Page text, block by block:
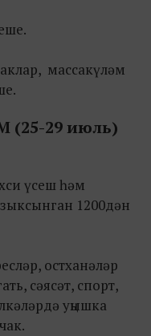
массакүләм
(25-29 июль)
үсеш һәм
1200дән
остханәләр
сәясәт, спорт,
уңышка